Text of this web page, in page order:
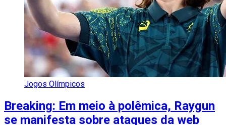
Jogos Olímpicos
Breaking: Em meio à polêmica, Raygun
se manifesta sobre ataques da web